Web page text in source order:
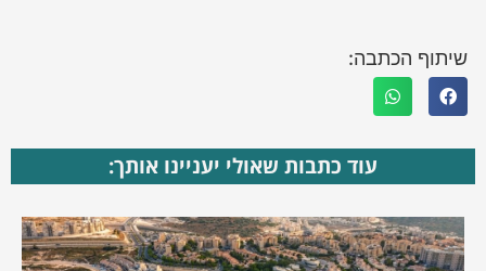
שיתוף הכתבה:
עוד כתבות שאולי יעניינו אותך: